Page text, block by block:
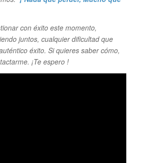
con éxito este momento,
juntos, cualquier dificultad que
éxito. Si quieres saber cómo,
¡Te espero !